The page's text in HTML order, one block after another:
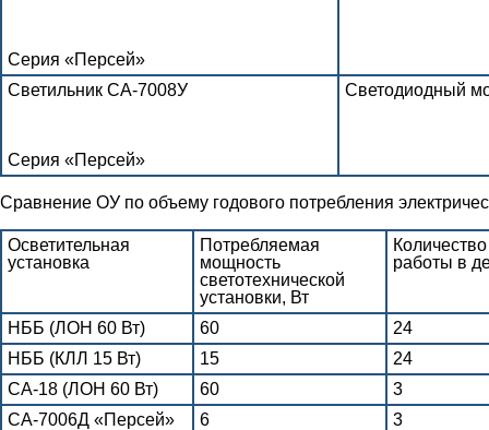
Серия «Персей»
Светильник СА-7008У
Серия «Персей»
Светодиодный
Сравнение ОУ по объему годового потребления
Осветительная
установка
Потребляемая
мощность
светотехнической
установки, Вт
работы в
НББ (ЛОН 60 Вт) 60
24
НББ (КЛЛ 15 Вт)
15
24
СА-18 (ЛОН 60 Вт)
60
3
СА-7006Д «Персей»
6
3